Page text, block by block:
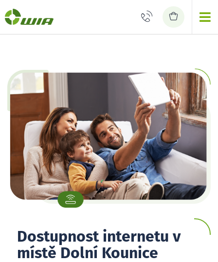
Dostupnost internetu v
místě Dolní Kounice